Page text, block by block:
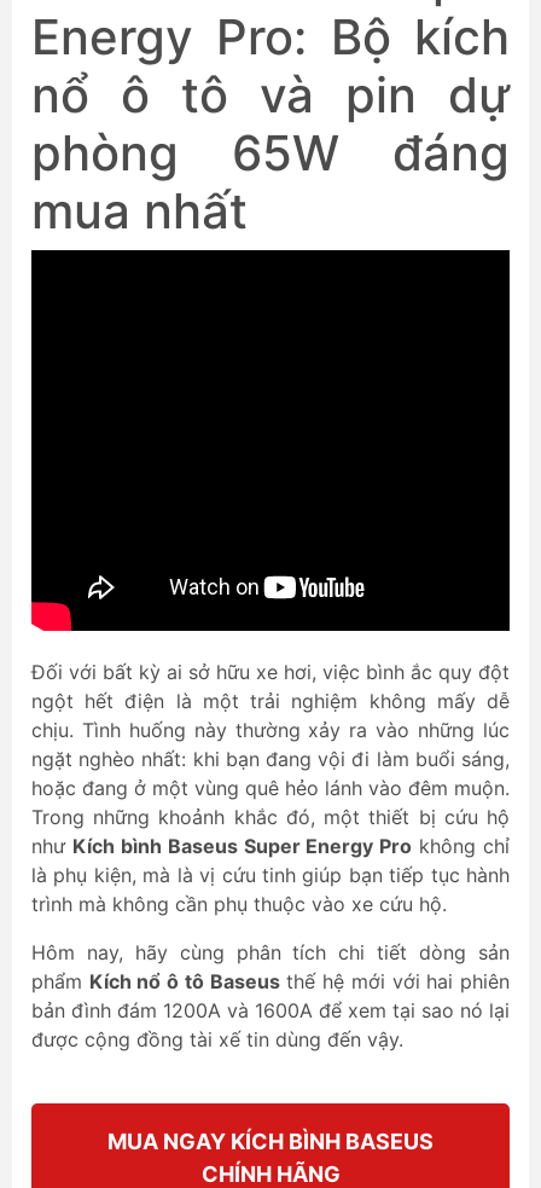
Energy Pro: Bộ kích
nổ ô tô và pin dự
phòng 65W đáng
mua nhất
Đối với bất kỳ ai sở hữu xe hơi, việc bình ắc quy đột
ngột hết điện là một trải nghiệm không mấy dễ
chịu. Tình huống này thường xảy ra vào những lúc
ngặt nghèo nhất: khi bạn đang vội đi làm buổi sáng,
hoặc đang ở một vùng quê hẻo lánh vào đêm muộn.
Trong những khoảnh khắc đó, một thiết bị cứu hộ
như Kích bình Baseus Super Energy Pro không chỉ
là phụ kiện, mà là vị cứu tinh giúp bạn tiếp tục hành
trình mà không cần phụ thuộc vào xe cứu hộ.
Hôm nay, hãy cùng phân tích chi tiết dòng sản
phẩm Kích nổ ô tô Baseusthế hệ mới với hai phiên
bản đình đám 1200A và 1600A để xem tại sao nó lại
được cộng đồng tài xế tin dùng đến vậy.
MUA NGAY KÍCH BÌNH BASEUS
CHÍNH HÃNG